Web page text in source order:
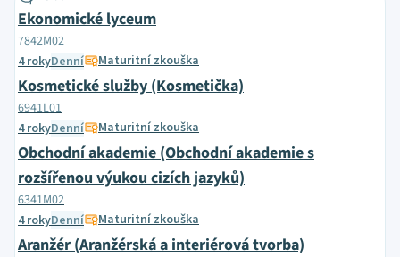
Ekonomické lyceum
7842M02
4 rokyDenní Maturitní zkouška
Kosmetické služby (Kosmetička)
6941L01
4 rokyDenní Maturitní zkouška
Obchodní akademie (Obchodní akademie s
rozšířenou výukou cizích jazyků)
6341M02
4 rokyDenní Maturitní zkouška
Aranžér (Aranžérská a interiérová tvorba)